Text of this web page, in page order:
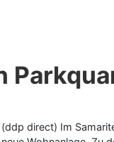
(ddp direct) Im